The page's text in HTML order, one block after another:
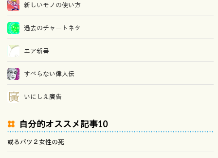
新しいモノの使い方
過去のチャートネタ
エア新書
すべらない偉人伝
いにしえ廣告
自分的オススメ記事10
或るバツ２女性の死